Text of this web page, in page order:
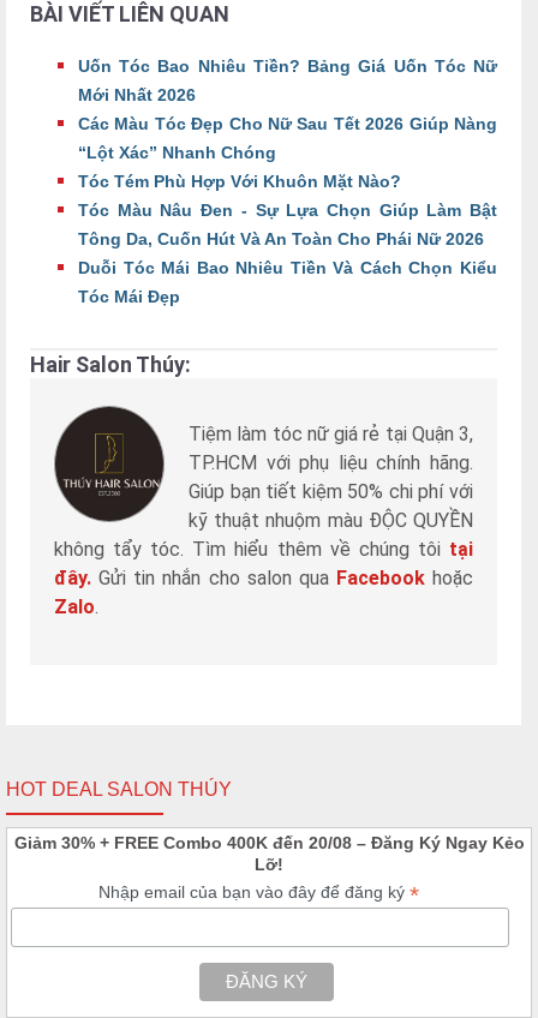
BÀI VIẾT LIÊN QUAN
Uốn Tóc Bao Nhiêu Tiền? Bảng Giá Uốn Tóc Nữ
Mới Nhất 2026
Các Màu Tóc Đẹp Cho Nữ Sau Tết 2026 Giúp Nàng
“Lột Xác” Nhanh Chóng
Tóc Tém Phù Hợp Với Khuôn Mặt Nào?
Tóc Màu Nâu Đen - Sự Lựa Chọn Giúp Làm Bật
Tông Da, Cuốn Hút Và An Toàn Cho Phái Nữ 2026
Duỗi Tóc Mái Bao Nhiêu Tiền Và Cách Chọn Kiểu
Tóc Mái Đẹp
Hair Salon Thúy:
Tiệm làm tóc nữ giá rẻ tại Quận 3,
TP.HCM với phụ liệu chính hãng.
Giúp bạn tiết kiệm 50% chi phí với
kỹ thuật nhuộm màu ĐỘC QUYỀN
không tẩy tóc. Tìm hiểu thêm về chúng tôi tại
đây.Gửi tin nhắn cho salon qua Facebookhoặc
Zalo.
HOT DEAL SALON THÚY
Giảm 30% + FREE Combo 400K đến 20/08 – Đăng Ký Ngay Kẻo
Lỡ!
Nhập email của bạn vào đây để đăng ký *